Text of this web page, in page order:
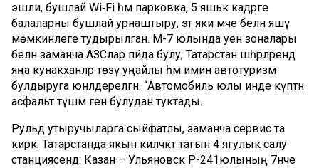
эшли, бушлай Wi‑Fi һәм парковка, 5 яшькә кадәрге
балаларны бушлай урнаштыру, эт яки мәче белән яшәү
мөмкинлеге тудырылган. М-7 юлында уен зоналары
белән заманча АЗСлар пәйда булу, Татарстан шәһәрләрендә
яңа кунакханәләр төзү уңайлы һәм имин автотуризм
булдыруга юнәлдерелгән. “Автомобиль юлы инде күптән
асфальт түшәмә генә булудан туктады.
Рульдә утыручыларга сыйфатлы, заманча сервис та
кирәк. Татарстанда якын киләчәктә тагын 4 ягулык салу
станциясендә: Казан – Ульяновск Р-241юлының 7нче